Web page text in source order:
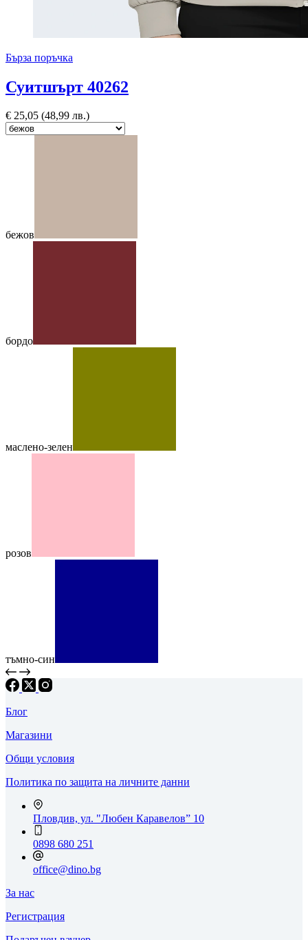
Бърза поръчка
Суитшърт 40262
€ 25,05 (48,99 лв.)
бежов
бордо
маслено-зелен
розов
тъмно-син
Блог
Магазини
Общи условия
Политика по защита на личните данни
Пловдив, ул. "Любен Каравелов” 10
0898 680 251
office@dino.bg
За нас
Регистрация